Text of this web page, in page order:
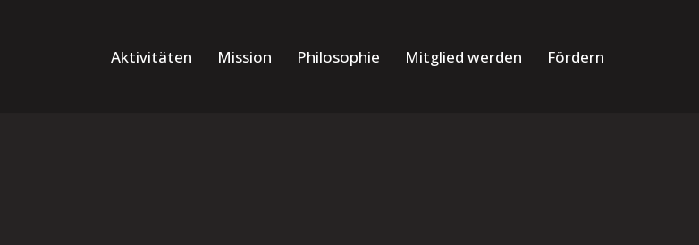
Aktivitäten Mission Philosophie Mitglied werden Fördern